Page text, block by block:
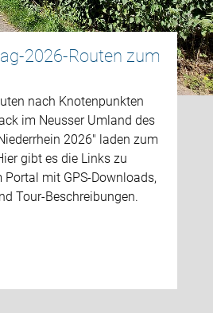
2026-Routen zum
nach Knotenpunkten
im Neusser Umland des
2026" laden zum
gibt es die Links zu
Portal mit GPS-Downloads,
Tour-Beschreibungen.